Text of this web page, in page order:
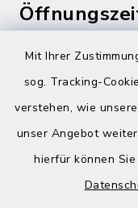
Mit Ihrer
sog. Tracking-
verstehen, wie
unser Angebot
hierfür können
Montag bis Freitag:
08:00-12:00 Uhr
Donnerstag
13:00-18:00 Uhr